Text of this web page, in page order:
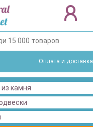
Оплата и доставка